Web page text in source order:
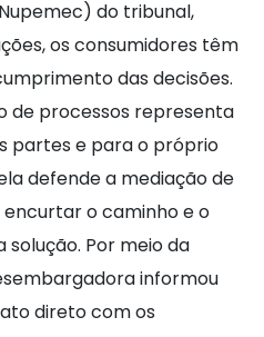
do tribunal,
os consumidores têm
das decisões.
de processos representa
partes e para o próprio
defende a mediação de
o caminho e o
Por meio da
informou
direto com os